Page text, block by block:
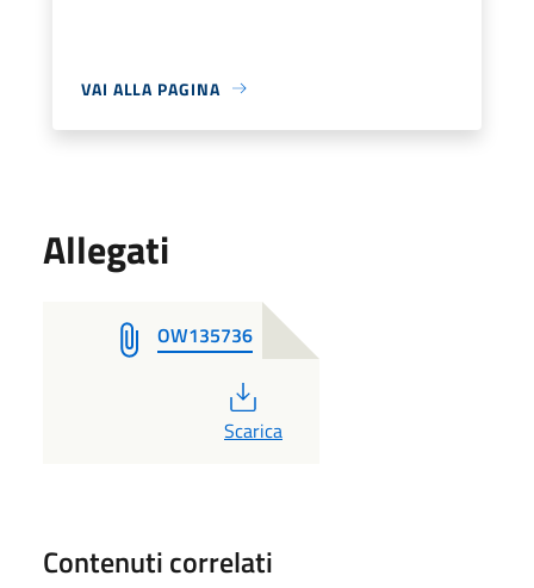
VAI ALLA PAGINA
Allegati
OW135736
PDF
Scarica
Contenuti correlati